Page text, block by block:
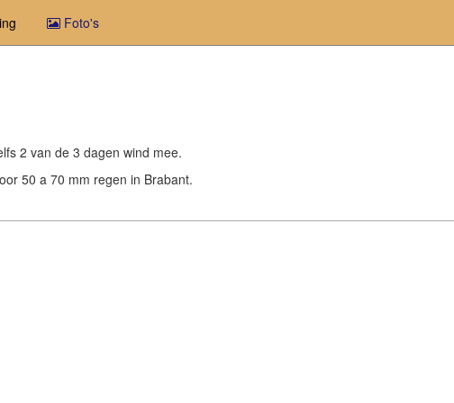
Foto's
2 van de 3 dagen wind mee.
50 a 70 mm regen in Brabant.